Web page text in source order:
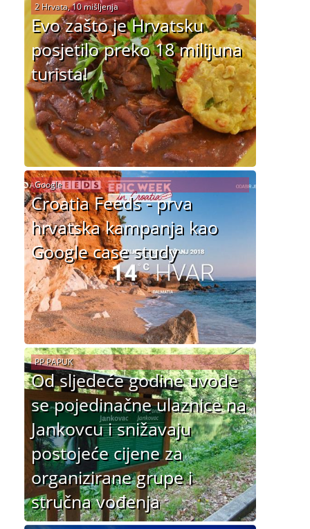
Evo zašto je Hrvatsku
posjetilo preko 18 milijuna
turista!
2 Hrvata, 10 mišljenja
Croatia Feeds - prva
hrvatska kampanja kao
Google case study
Google
Od sljedeće godine uvode
se pojedinačne ulaznice na
Jankovcu i snižavaju
postojeće cijene za
organizirane grupe i
stručna vođenja
PP PAPUK